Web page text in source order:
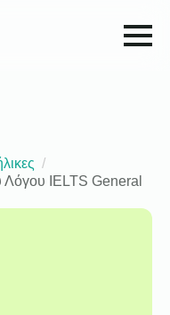
IELTS General